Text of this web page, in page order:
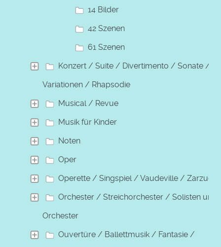
14 Bilder
42 Szenen
61 Szenen
Konzert / Suite / Divertimento / Sonate /
Variationen / Rhapsodie
Musical / Revue
Musik für Kinder
Noten
Oper
Operette / Singspiel / Vaudeville / Zarzuela
Orchester / Streichorchester / Solisten und
Orchester
Ouvertüre / Ballettmusik / Fantasie /